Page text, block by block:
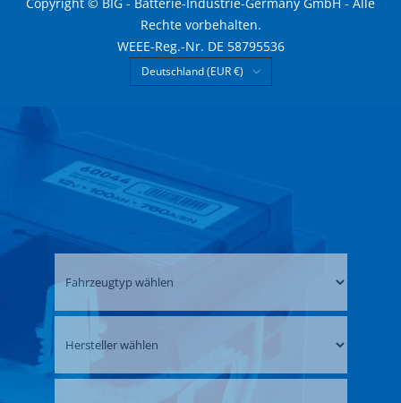
Land/Region
Deutschland (EUR €)
Rechte vorbehalten.
WEEE-Reg.-Nr. DE 58795536